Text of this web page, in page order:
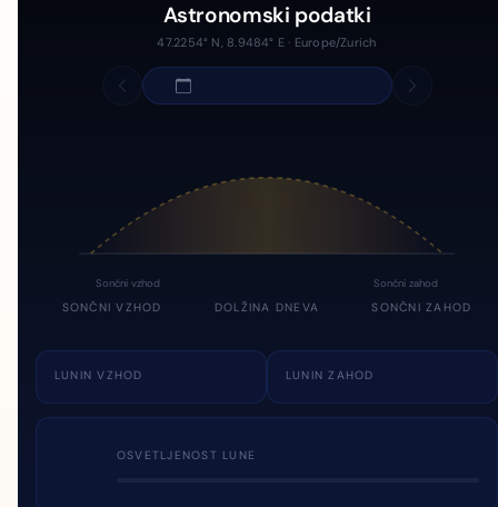
Astronomski podatki
47.2254° N, 8.9484° E · Europe/Zurich
Sončni vzhod Sončni zahod
SONČNI VZHOD DOLŽINA DNEVA SONČNI ZAHOD
LUNIN VZHOD LUNIN ZAHOD
OSVETLJENOST LUNE